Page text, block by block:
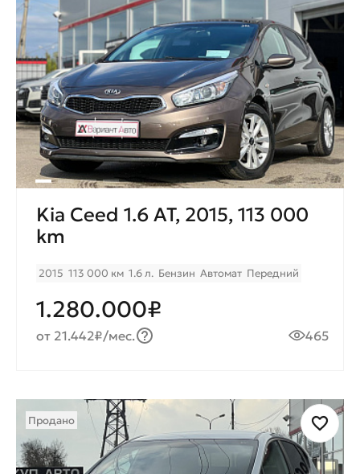
Kia Ceed 1.6 AT, 2015, 113 000
km
2015 113 000 км 1.6 л. Бензин Автомат Передний
1.280.000₽
от 21.442₽/мес. 465
Продано